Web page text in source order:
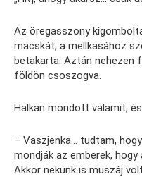
Az öregasszony
macskát, a mellkasához
betakarta. Aztán nehezen
földön csoszogva.
Halkan mondott valamit,
– Vaszjenka… tudtam,
mondják az emberek,
Akkor nekünk is muszáj